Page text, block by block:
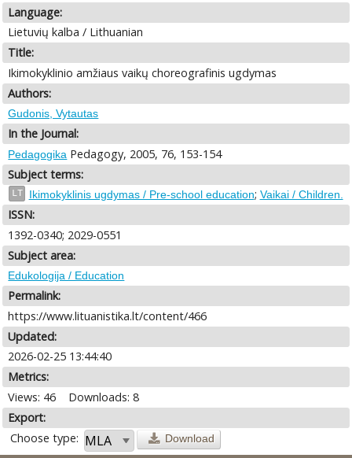
Language:
Lietuvių kalba / Lithuanian
Title:
Ikimokyklinio amžiaus vaikų choreografinis ugdymas
Authors:
Gudonis, Vytautas
In the Journal:
Pedagogika Pedagogy, 2005, 76, 153-154
Subject terms:
LT Ikimokyklinis ugdymas / Pre-school education; Vaikai / Children.
ISSN:
1392-0340; 2029-0551
Subject area:
Edukologija / Education
Permalink:
https://www.lituanistika.lt/content/466
Updated:
2026-02-25 13:44:40
Metrics:
Views: 46
Downloads: 8
Export:
Choose type:
Download